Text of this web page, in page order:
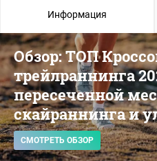
Обзор: ТОП
трейлраннинга
пересеченной
скайраннинга и
СМОТРЕТЬ ОБЗОР
Информация